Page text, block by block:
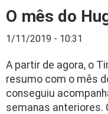
O mês do
1/11/2019 - 10:31
A partir de agora, o
resumo com o mês
conseguiu
semanas anteriores.